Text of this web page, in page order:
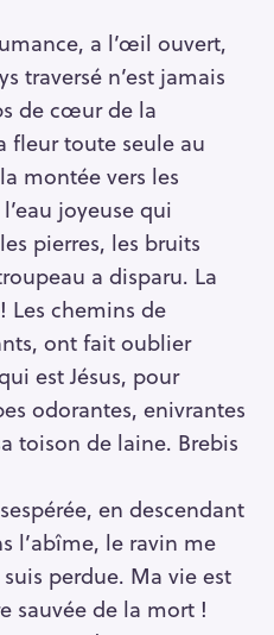
a l’œil ouvert,
traversé n’est jamais
de cœur de la
fleur toute seule au
montée vers les
joyeuse qui
pierres, les bruits
a disparu. La
Les chemins de
ont fait oublier
est Jésus, pour
odorantes, enivrantes
toison de laine. Brebis
en descendant
l’abîme, le ravin me
perdue. Ma vie est
sauvée de la mort !